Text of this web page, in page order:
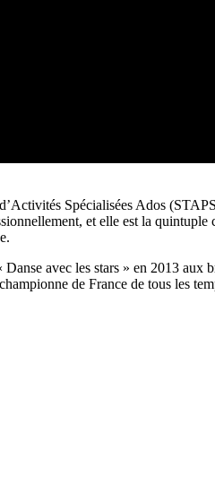
Spécialisées Ados
et elle est la
avec les stars » en 2013 aux
de France de tous les